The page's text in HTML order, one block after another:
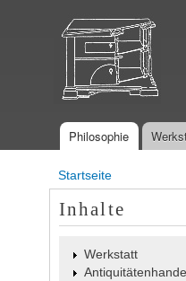
Hauptmenü
Philosophie
Sie sind hier
Startseite
Inhalte
Werkstatt